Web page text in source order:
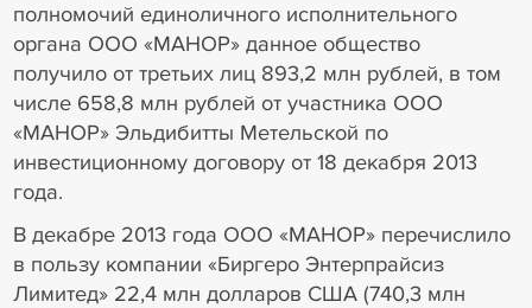
полномочий единоличного исполнительного
органа ООО «МАНОР» данное общество
получило от третьих лиц 893,2 млн рублей, в том
числе 658,8 млн рублей от участника ООО
«МАНОР» Эльдибитты Метельской по
инвестиционному договору от 18 декабря 2013
года.
В декабре 2013 года ООО «МАНОР» перечислило
в пользу компании «Биргеро Энтерпрайсиз
Лимитед» 22,4 млн долларов США (740,3 млн